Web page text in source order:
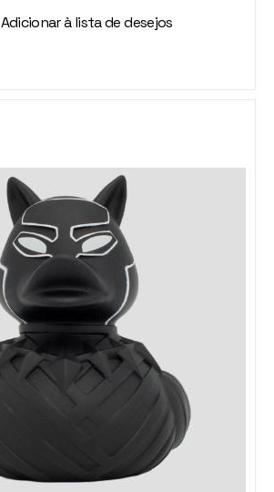
Adicionar à lista de desejos